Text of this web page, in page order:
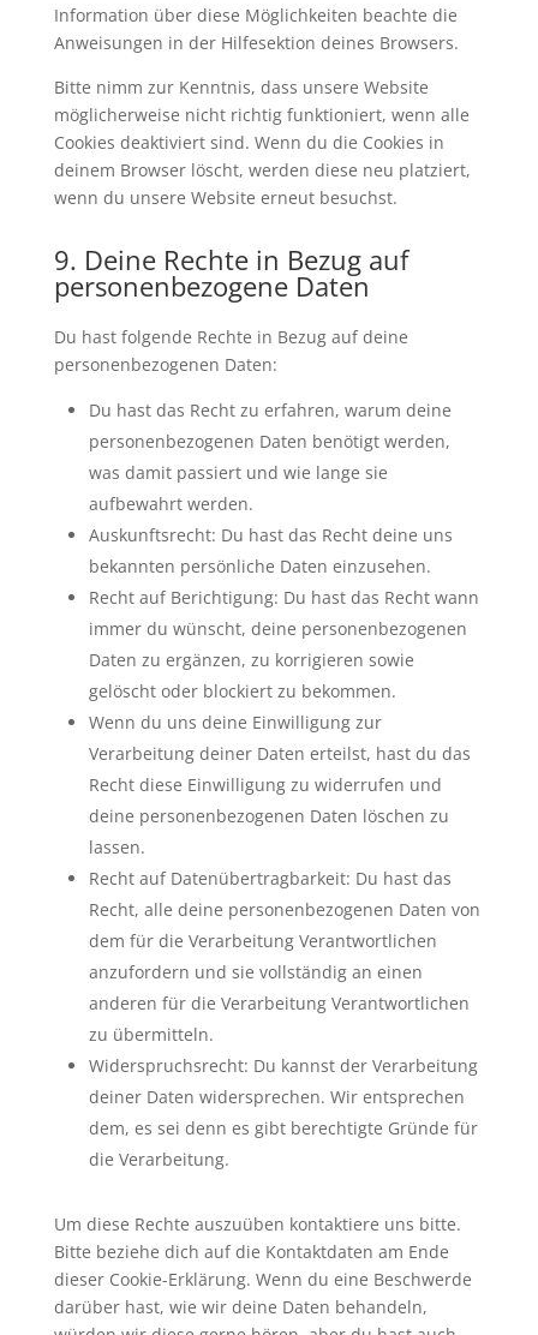
Information über diese Möglichkeiten beachte die
Anweisungen in der Hilfesektion deines Browsers.
Bitte nimm zur Kenntnis, dass unsere Website
möglicherweise nicht richtig funktioniert, wenn alle
Cookies deaktiviert sind. Wenn du die Cookies in
deinem Browser löscht, werden diese neu platziert,
wenn du unsere Website erneut besuchst.
9. Deine Rechte in Bezug auf
personenbezogene Daten
Du hast folgende Rechte in Bezug auf deine
personenbezogenen Daten:
Du hast das Recht zu erfahren, warum deine
personenbezogenen Daten benötigt werden,
was damit passiert und wie lange sie
aufbewahrt werden.
Auskunftsrecht: Du hast das Recht deine uns
bekannten persönliche Daten einzusehen.
Recht auf Berichtigung: Du hast das Recht wann
immer du wünscht, deine personenbezogenen
Daten zu ergänzen, zu korrigieren sowie
gelöscht oder blockiert zu bekommen.
Wenn du uns deine Einwilligung zur
Verarbeitung deiner Daten erteilst, hast du das
Recht diese Einwilligung zu widerrufen und
deine personenbezogenen Daten löschen zu
lassen.
Recht auf Datenübertragbarkeit: Du hast das
Recht, alle deine personenbezogenen Daten von
dem für die Verarbeitung Verantwortlichen
anzufordern und sie vollständig an einen
anderen für die Verarbeitung Verantwortlichen
zu übermitteln.
Widerspruchsrecht: Du kannst der Verarbeitung
deiner Daten widersprechen. Wir entsprechen
dem, es sei denn es gibt berechtigte Gründe für
die Verarbeitung.
Um diese Rechte auszuüben kontaktiere uns bitte.
Bitte beziehe dich auf die Kontaktdaten am Ende
dieser Cookie-Erklärung. Wenn du eine Beschwerde
darüber hast, wie wir deine Daten behandeln,